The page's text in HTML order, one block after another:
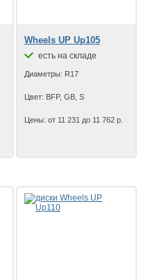
Wheels UP Up105
есть на складе
Диаметры: R17
Цвет: BFP, GB, S
Цены: от 11 231 до 11 762 р.